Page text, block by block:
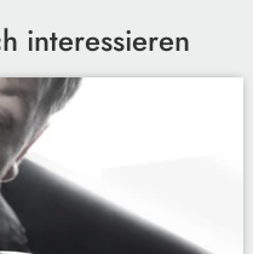
interessieren